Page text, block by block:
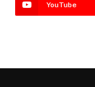
YouTube